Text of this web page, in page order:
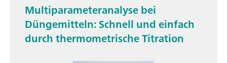
Multiparameteranalyse bei
Düngemitteln: Schnell und einfach
durch thermometrische Titration